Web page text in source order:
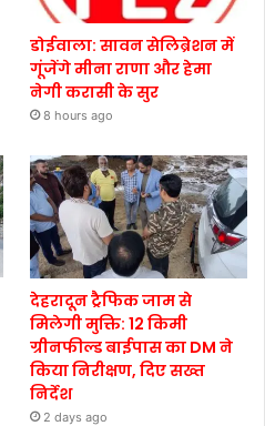
डोईवाला: सावन सेलिब्रेशन में
गूंजेंगे मीना राणा और हेमा
नेगी करासी के सुर
8 hours ago
देहरादून ट्रैफिक जाम से
मिलेगी मुक्ति: 12 किमी
ग्रीनफील्ड बाईपास का DM ने
किया निरीक्षण, दिए सख्त
निर्देश
2 days ago